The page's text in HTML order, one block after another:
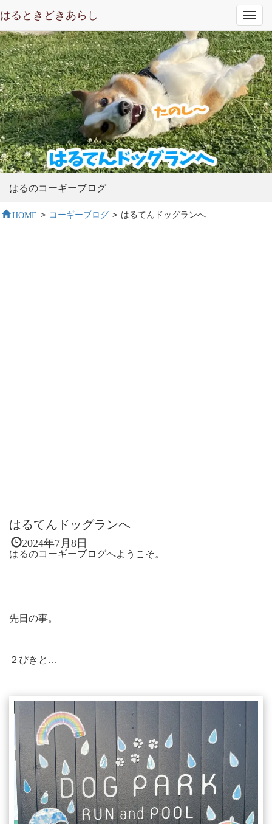
はるときどきあらし
はるのコーギーブログ
HOME > コーギーブログ > はるてんドッグランへ
はるてんドッグランへ
2024年7月8日
はるのコーギーブログへようこそ。
先日の事。
２ぴきと…